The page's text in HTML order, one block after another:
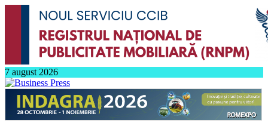
7 august 2026